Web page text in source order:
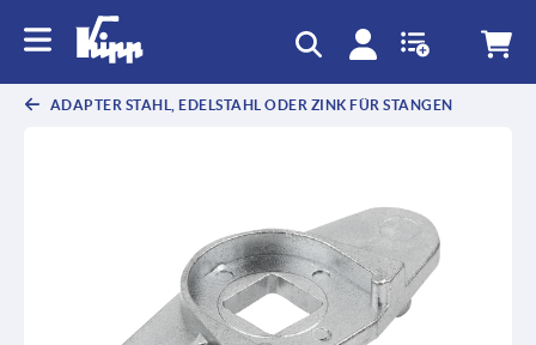
ADAPTER STAHL, EDELSTAHL ODER ZINK FÜR STANGEN